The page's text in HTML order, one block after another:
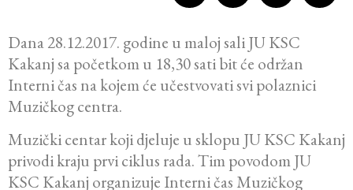
Dana 28.12.2017. godine u maloj sali JU KSC
Kakanj sa početkom u 18,30 sati bit će održan
Interni čas na kojem će učestvovati svi polaznici
Muzičkog centra.
Muzički centar koji djeluje u sklopu JU KSC Kakanj
privodi kraju prvi ciklus rada. Tim povodom JU
KSC Kakanj organizuje Interni čas Muzičkog